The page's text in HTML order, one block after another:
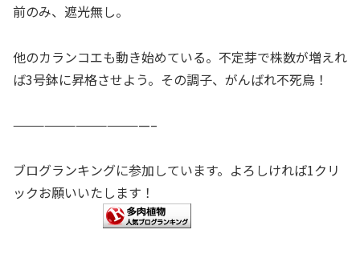
前のみ、遮光無し。
他のカランコエも動き始めている。不定芽で株数が増えれ
ば3号鉢に昇格させよう。その調子、がんばれ不死鳥！
—————————————–
ブログランキングに参加しています。よろしければ1クリ
ックお願いいたします！